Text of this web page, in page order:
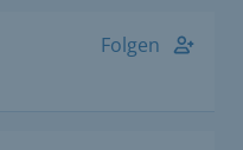
Folgen